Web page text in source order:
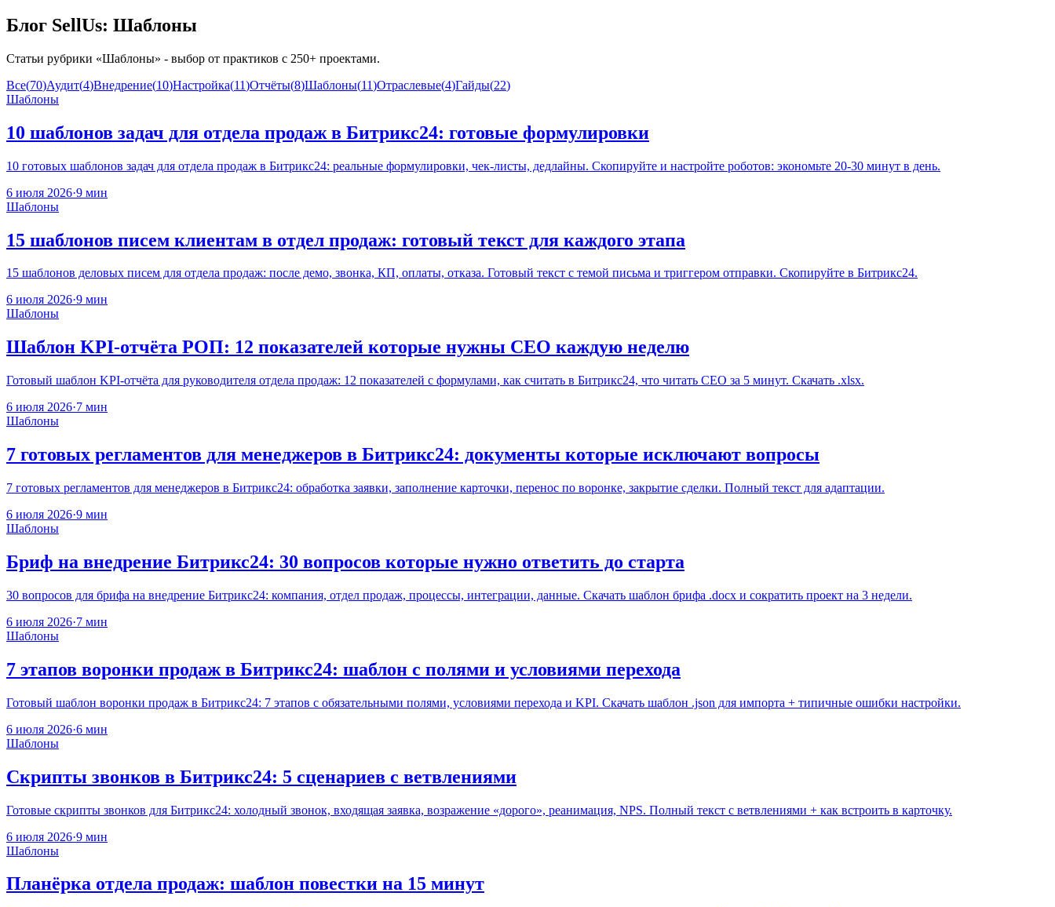
Блог SellUs: Шаблоны
Статьи рубрики «Шаблоны» - выбор от практиков с 250+ проектами.
Все(70)Аудит(4)Внедрение(10)Настройка(11)Отчёты(8)Шаблоны(11)Отраслевые(4)Гайды(22)
Шаблоны
10 шаблонов задач для отдела продаж в Битрикс24: готовые формулировки
10 готовых шаблонов задач для отдела продаж в Битрикс24: реальные формулировки, чек-листы, дедлайны. Скопируйте и настройте роботов: экономьте 20-30 минут в день.
6 июля 2026·9 мин
Шаблоны
15 шаблонов писем клиентам в отдел продаж: готовый текст для каждого этапа
15 шаблонов деловых писем для отдела продаж: после демо, звонка, КП, оплаты, отказа. Готовый текст с темой письма и триггером отправки. Скопируйте в Битрикс24.
6 июля 2026·9 мин
Шаблоны
Шаблон KPI-отчёта РОП: 12 показателей которые нужны CEO каждую неделю
Готовый шаблон KPI-отчёта для руководителя отдела продаж: 12 показателей с формулами, как считать в Битрикс24, что читать CEO за 5 минут. Скачать .xlsx.
6 июля 2026·7 мин
Шаблоны
7 готовых регламентов для менеджеров в Битрикс24: документы которые исключают вопросы
7 готовых регламентов для менеджеров в Битрикс24: обработка заявки, заполнение карточки, перенос по воронке, закрытие сделки. Полный текст для адаптации.
6 июля 2026·9 мин
Шаблоны
Бриф на внедрение Битрикс24: 30 вопросов которые нужно ответить до старта
30 вопросов для брифа на внедрение Битрикс24: компания, отдел продаж, процессы, интеграции, данные. Скачать шаблон брифа .docx и сократить проект на 3 недели.
6 июля 2026·7 мин
Шаблоны
7 этапов воронки продаж в Битрикс24: шаблон с полями и условиями перехода
Готовый шаблон воронки продаж в Битрикс24: 7 этапов с обязательными полями, условиями перехода и KPI. Скачать шаблон .json для импорта + типичные ошибки настройки.
6 июля 2026·6 мин
Шаблоны
Скрипты звонков в Битрикс24: 5 сценариев с ветвлениями
Готовые скрипты звонков для Битрикс24: холодный звонок, входящая заявка, возражение «дорого», реанимация, NPS. Полный текст с ветвлениями + как встроить в карточку.
6 июля 2026·9 мин
Шаблоны
Планёрка отдела продаж: шаблон повестки на 15 минут